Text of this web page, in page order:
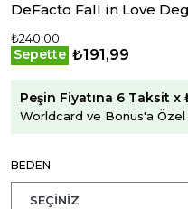
DeFacto Fall in Love
₺240,00
Sepette ₺191,99
Peşin Fiyatına 6 Taksit x
Worldcard ve Bonus'a Özel
BEDEN